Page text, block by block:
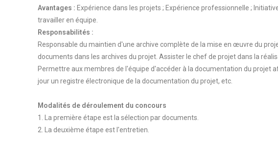
Avantages : Expérience dans les projets ; Expérience professionnelle ;
travailler en équipe.
Responsabilités :
Responsable du maintien d'une archive complète de la mise en œuvre du
documents dans les archives du projet. Assister le chef de projet dans la
Permettre aux membres de l'équipe d'accéder à la documentation du projet
jour un registre électronique de la documentation du projet, etc.
Modalités de déroulement du concours
1. La première étape est la sélection par documents.
2. La deuxième étape est l'entretien.